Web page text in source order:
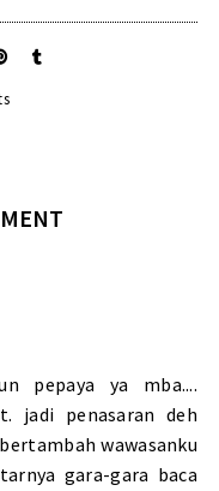
pepaya ya mba....
jadi penasaran deh
wawasanku
gara-gara baca